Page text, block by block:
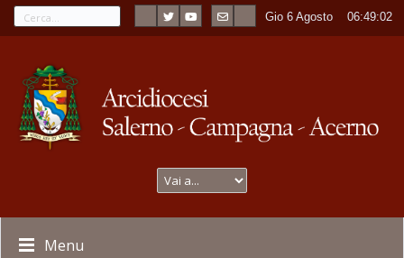
Gio 6 Agosto ----06:49:02
Menu